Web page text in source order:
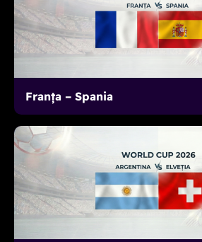
Franța – Spania